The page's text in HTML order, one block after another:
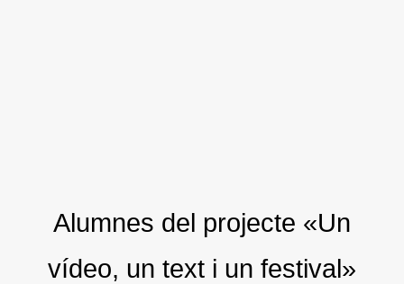
Alumnes del projecte «Un
vídeo, un text i un festival»